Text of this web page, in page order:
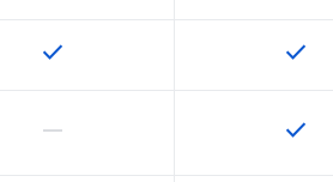
이 기능은 SKU에서 사용할 수 있습
check 이 기
check
이 기능은 이 SKU에서 지원되지 않
horizontal_rule 이 기
check